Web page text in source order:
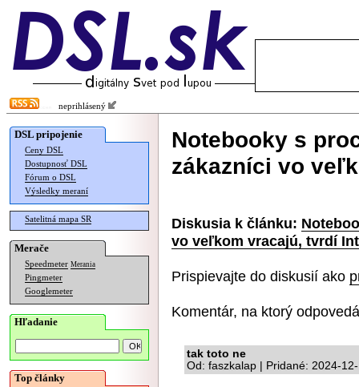
neprihlásený
DSL pripojenie
Ceny DSL
Dostupnosť DSL
Fórum o DSL
Výsledky meraní
Satelitná mapa SR
Merače
Speedmeter Merania
Pingmeter
Googlemeter
Hľadanie
Top články
Notebooky s
zákazníci vo
Diskusia k článku:
vo veľkom vracajú, tvrdí
Prispievajte do diskusií ako
Komentár, na ktorý
tak toto ne
Od: faszkalap | Pridané: 2024-